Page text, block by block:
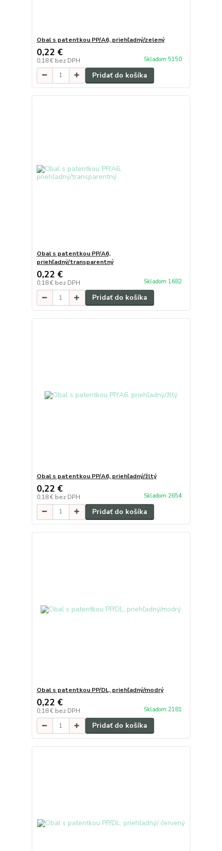
Obal s patentkou PP/A6, priehľadný/zelený
0,22 €
0,18 € bez DPH Skladom 5150
Pridať do košíka
Obal s patentkou PP/A6,
priehľadný/transparentný
0,22 €
0,18 € bez DPH Skladom 1682
Pridať do košíka
Obal s patentkou PP/A6, priehľadný/žltý
0,22 €
0,18 € bez DPH Skladom 2654
Pridať do košíka
Obal s patentkou PP/DL, priehľadný/modrý
0,22 €
0,18 € bez DPH Skladom 2181
Pridať do košíka